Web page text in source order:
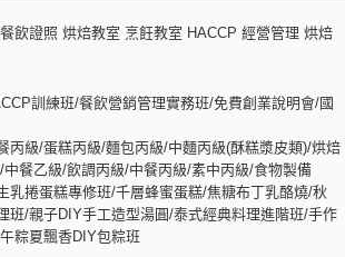
飲證照 烘焙教室 烹飪教室 HACCP 經營管理 烘焙
訓練班/餐飲營銷管理實務班/免費創業說明會/國
丙級/蛋糕丙級/麵包丙級/中麵丙級(酥糕漿皮類)/烘焙
中餐乙級/飲調丙級/中餐丙級/素中丙級/食物製備
乳捲蛋糕專修班/千層蜂蜜蛋糕/焦糖布丁乳酪燒/秋
班/親子DIY手工造型湯圓/泰式經典料理進階班/手作
粽夏飄香DIY包粽班